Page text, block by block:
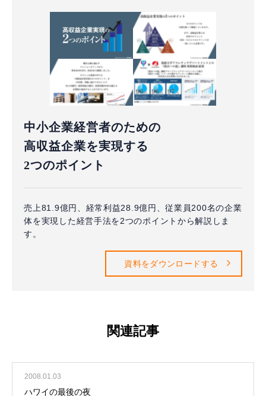
中小企業経営者のための
高収益企業を実現する
2つのポイント
売上81.9億円、経常利益28.9億円、従業員200名の企業
体を実現した経営手法を2つのポイントから解説しま
す。
資料をダウンロードする
関連記事
2008.01.03
ハワイの最後の夜